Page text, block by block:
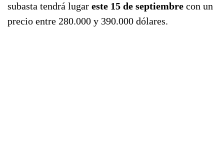
subasta tendrá lugar este 15 de septiembre con un
precio entre 280.000 y 390.000 dólares.